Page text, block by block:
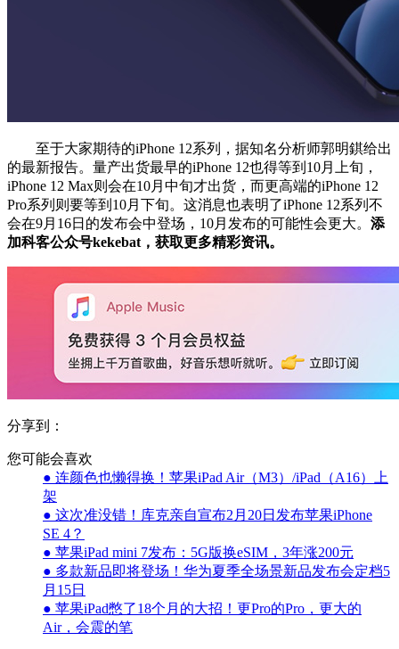
至于大家期待的iPhone 12系列，据知名分析师郭明錤给出
的最新报告。量产出货最早的iPhone 12也得等到10月上旬，
iPhone 12 Max则会在10月中旬才出货，而更高端的iPhone 12
Pro系列则要等到10月下旬。这消息也表明了iPhone 12系列不
会在9月16日的发布会中登场，10月发布的可能性会更大。 添
加科客公众号kekebat，获取更多精彩资讯。
分享到：
您可能会喜欢
● 连颜色也懒得换！苹果iPad Air（M3）/iPad（A16）上
架
● 这次准没错！库克亲自宣布2月20日发布苹果iPhone
SE 4？
● 苹果iPad mini 7发布：5G版换eSIM，3年涨200元
● 多款新品即将登场！华为夏季全场景新品发布会定档5
月15日
● 苹果iPad憋了18个月的大招！更Pro的Pro，更大的
Air，会震的笔